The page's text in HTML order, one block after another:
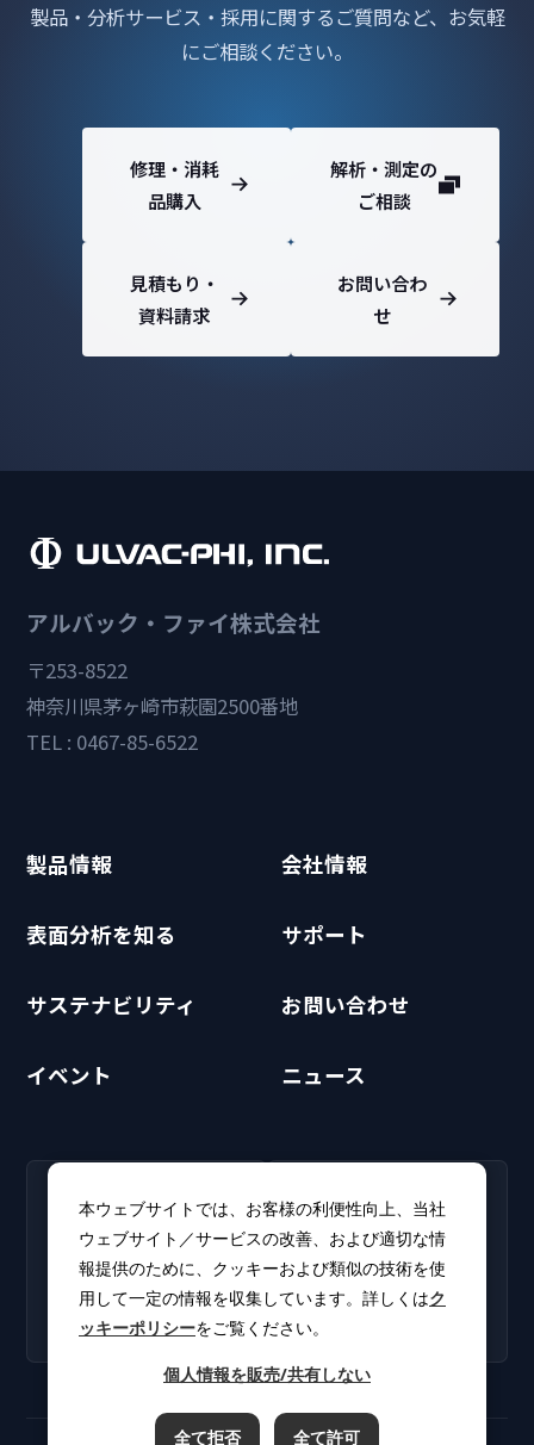
製品・分析サービス・採用に関するご質問など、お気軽
にご相談ください。
修理・消耗
品購入
解析・測定の
ご相談
見積もり・
資料請求
お問い合わ
せ
アルバック・ファイ株式会社
〒253-8522
神奈川県茅ヶ崎市萩園2500番地
TEL : 0467-85-6522
製品情報 会社情報
表面分析を知る サポート
サステナビリティ お問い合わせ
イベント ニュース
採用情報
新卒・キャリア採用情報を
掲載しています。
CLUB PHI（会員専
用）
ソフトウェアアップデート
やカタログをダウンロー
ド。
本ウェブサイトでは、お客様の利便性向上、当社
ウェブサイト／サービスの改善、および適切な情
報提供のために、クッキーおよび類似の技術を使
用して一定の情報を収集しています。詳しくはク
ッキーポリシーをご覧ください。
個人情報を販売/共有しない
全て拒否 全て許可